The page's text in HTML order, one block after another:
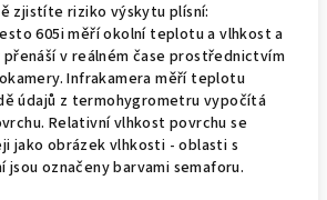
zjistíte riziko výskytu plísní:
605i měří okolní teplotu a vlhkost a
v reálném čase prostřednictvím
Infrakamera měří teplotu
údajů z termohygrometru vypočítá
Relativní vlhkost povrchu se
jako obrázek vlhkosti - oblasti s
jsou označeny barvami semaforu.